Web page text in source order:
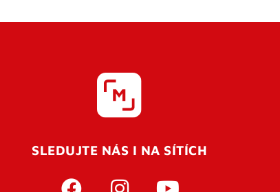
SLEDUJTE NÁS I NA SÍTÍCH